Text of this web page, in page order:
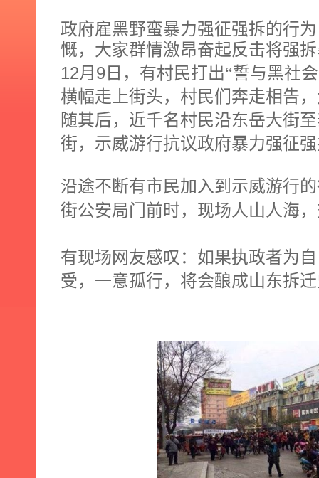
政府雇黑野蛮暴力强征强拆的行
慨，大家群情激昂奋起反击将强
12月 9 日，有村民打出“誓与黑社
横幅走上街头，村民们奔走相告
随其后，近千名村民沿东岳大街
街，示威游行抗议政府暴力强征
沿途不断有市民加入到示威游行
街公安局门前时，现场人山人海
有现场网友感叹：如果执政者为
受，一意孤行，将会酿成山东拆